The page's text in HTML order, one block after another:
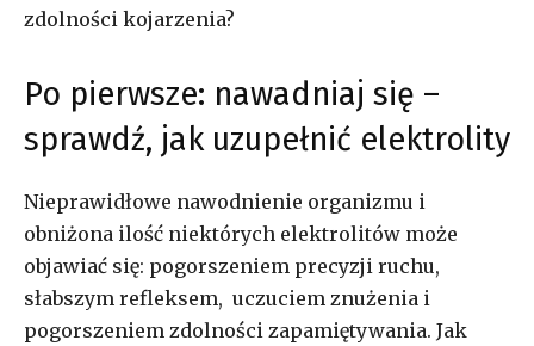
zdolności kojarzenia?
Po pierwsze: nawadniaj się –
sprawdź, jak uzupełnić elektrolity
Nieprawidłowe nawodnienie organizmu i
obniżona ilość niektórych elektrolitów może
objawiać się: pogorszeniem precyzji ruchu,
słabszym refleksem, uczuciem znużenia i
pogorszeniem zdolności zapamiętywania. Jak